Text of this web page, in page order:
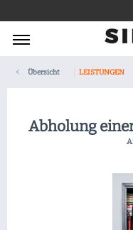
Übersicht LEISTUNGEN
Abholung